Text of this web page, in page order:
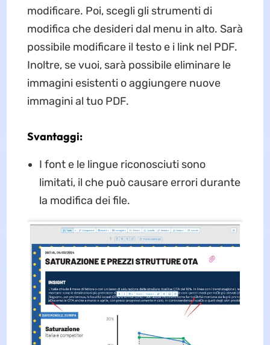
modificare. Poi, scegli gli strumenti di
modifica che desideri dal menu in alto. Sarà
possibile modificare il testo e i link nel PDF.
Inoltre, se vuoi, sarà possibile eliminare le
immagini esistenti o aggiungere nuove
immagini al tuo PDF.
Svantaggi:
I font e le lingue riconosciuti sono
limitati, il che può causare errori durante
la modifica dei file.